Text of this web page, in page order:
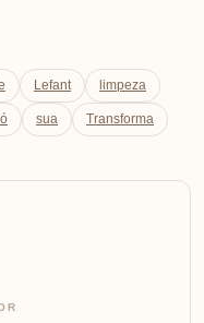
Lefant limpeza
sua Transforma